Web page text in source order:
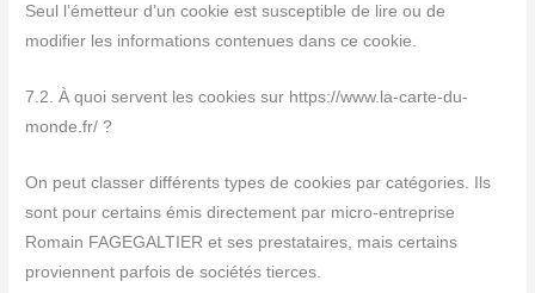
Seul l’émetteur d’un cookie est susceptible de lire ou de
modifier les informations contenues dans ce cookie.
7.2. À quoi servent les cookies sur https://www.la-carte-du-
monde.fr/ ?
On peut classer différents types de cookies par catégories. Ils
sont pour certains émis directement par micro-entreprise
Romain FAGEGALTIER et ses prestataires, mais certains
proviennent parfois de sociétés tierces.